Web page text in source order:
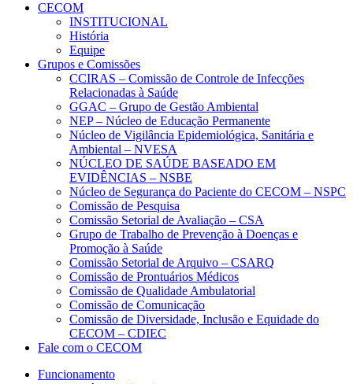
CECOM
INSTITUCIONAL
História
Equipe
Grupos e Comissões
CCIRAS – Comissão de Controle de Infecções
Relacionadas à Saúde
GGAC – Grupo de Gestão Ambiental
NEP – Núcleo de Educação Permanente
Núcleo de Vigilância Epidemiológica, Sanitária e
Ambiental – NVESA
NÚCLEO DE SAÚDE BASEADO EM
EVIDÊNCIAS – NSBE
Núcleo de Segurança do Paciente do CECOM – NSPC
Comissão de Pesquisa
Comissão Setorial de Avaliação – CSA
Grupo de Trabalho de Prevenção à Doenças e
Promoção à Saúde
Comissão Setorial de Arquivo – CSARQ
Comissão de Prontuários Médicos
Comissão de Qualidade Ambulatorial
Comissão de Comunicação
Comissão de Diversidade, Inclusão e Equidade do
CECOM – CDIEC
Fale com o CECOM
Funcionamento